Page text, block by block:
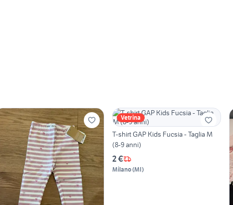
Vetrina
T-shirt GAP Kids Fucsia - Taglia M
(8-9 anni)
2 €
Milano(MI)